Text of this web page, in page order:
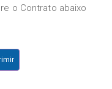
o Contrato abaixo